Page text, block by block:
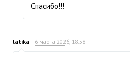
Спасибо!!!
latika 6 марта 2026, 18:58